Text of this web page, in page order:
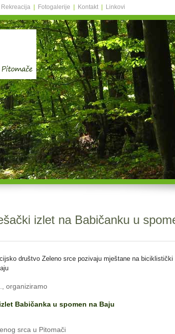
Rekreacija Fotogalerije Kontakt Linkovi
izlet na Babičanku u
društvo Zeleno srce pozivaju mještane na
organiziramo
Babičanka u spomen na Baju
srca u Pitomači